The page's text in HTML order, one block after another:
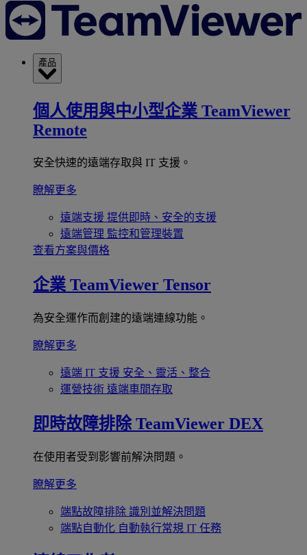
產品
個人使用與中小型企業 TeamViewer
Remote
安全快速的遠端存取與 IT 支援。
瞭解更多
遠端支援 提供即時、安全的支援
遠端管理 監控和管理裝置
查看方案與價格
企業 TeamViewer Tensor
為安全運作而創建的遠端連線功能。
瞭解更多
遠端 IT 支援 安全、靈活、整合
運營技術 遠端車間存取
即時故障排除 TeamViewer DEX
在使用者受到影響前解決問題。
瞭解更多
端點故障排除 識別並解決問題
端點自動化 自動執行常規 IT 任務